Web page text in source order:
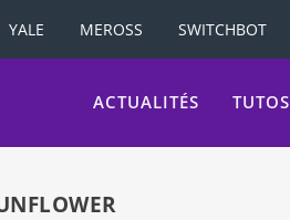
YALE MEROSS SWITCHBOT
ACTUALITÉS TUTOS